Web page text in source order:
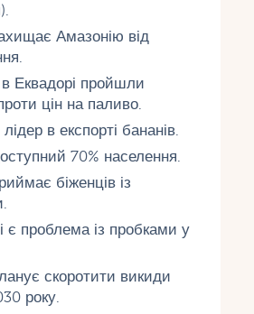
Амазонію від
Еквадорі пройшли
цін на паливо.
в експорті бананів.
70% населення.
біженців із
є проблема із пробками у
скоротити викиди
року.